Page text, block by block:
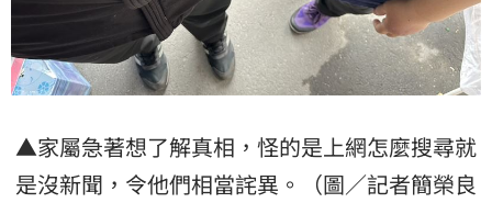
▲家屬急著想了解真相，怪的是上網怎麼搜尋就
是沒新聞，令他們相當詫異。（圖／記者簡榮良